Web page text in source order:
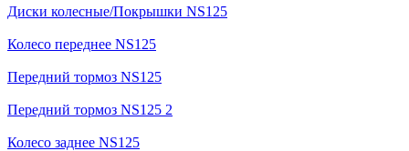
Диски колесные/Покрышки NS125
Колесо переднее NS125
Передний тормоз NS125
Передний тормоз NS125 2
Колесо заднее NS125